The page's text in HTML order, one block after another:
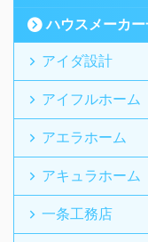
ハウスメーカ
アイダ設計
アイフルホーム
アエラホーム
アキュラホーム
一条工務店